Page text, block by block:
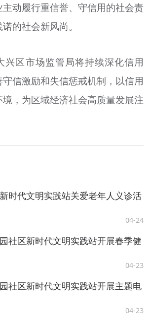
动履行重信誉、守信用的社会责
的社会新风尚。
兴区市场监管局将持续深化信用
信激励和失信惩戒机制，以信用
，为区域经济社会高质量发展注
时代文明实践站关爱老年人义诊活
04-24
社区新时代文明实践站开展春季健
04-23
社区新时代文明实践站开展主题电
04-23